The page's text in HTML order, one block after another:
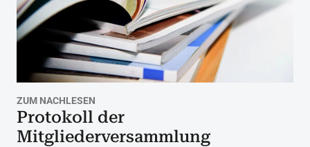
ZUM NACHLESEN
Protokoll der
Mitgliederversammlung